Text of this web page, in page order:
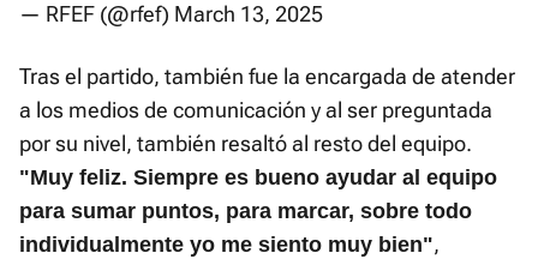
— RFEF (@rfef) March 13, 2025
Tras el partido, también fue la encargada de atender
a los medios de comunicación y al ser preguntada
por su nivel, también resaltó al resto del equipo.
"Muy feliz. Siempre es bueno ayudar al equipo
para sumar puntos, para marcar, sobre todo
individualmente yo me siento muy bien",